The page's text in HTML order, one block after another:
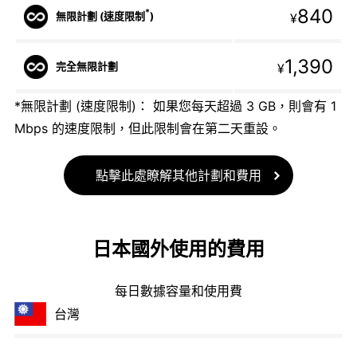
無限計劃 (速度限制 *) ¥840
完全無限計劃 ¥1,390
*無限計劃 (速度限制)： 如果您每天超過 3 GB，則會有 1
Mbps 的速度限制，但此限制會在第二天重設。
點擊此處瞭解其他計劃和費用
日本國外使用的費用
每日數據容量和使用費
台灣